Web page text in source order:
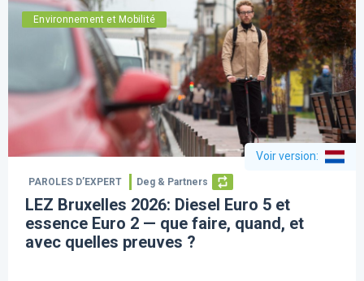
Environnement et Mobilité
Voir version:
PAROLES D’EXPERT Deg & Partners
LEZ Bruxelles 2026: Diesel Euro 5 et
essence Euro 2 — que faire, quand, et
avec quelles preuves ?